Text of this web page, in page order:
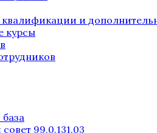
и
курсы
99.0.131.03